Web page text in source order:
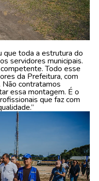
que toda a estrutura do
servidores municipais.
Todo esse
da Prefeitura, com
Não contratamos
essa montagem. É o
que faz com